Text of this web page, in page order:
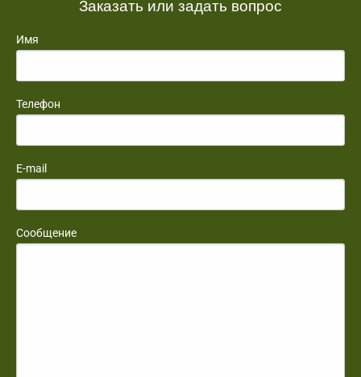
Заказать или задать вопрос
Имя
Телефон
E-mail
Сообщение